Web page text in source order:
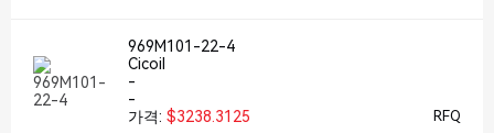
969M101-22-4
Cicoil
-
-
가격: $3238.3125 RFQ